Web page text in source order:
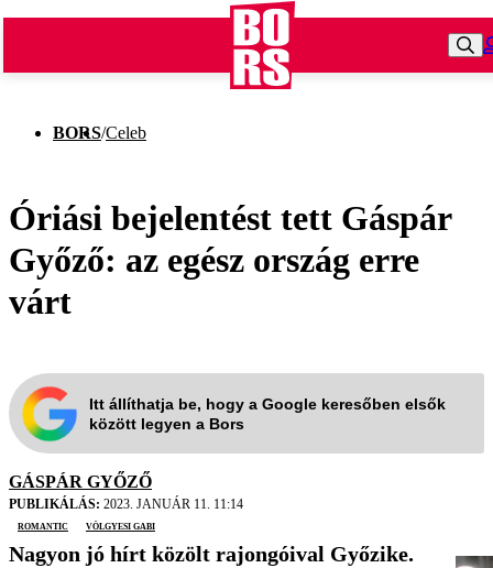
BORS/Celeb
Óriási bejelentést tett Gáspár
Győző: az egész ország erre
várt
Itt állíthatja be, hogy a Google keresőben elsők
között legyen a Bors
GÁSPÁR GYŐZŐ
PUBLIKÁLÁS: 2023. JANUÁR 11. 11:14
Romantic
Völgyesi Gabi
Nagyon jó hírt közölt rajongóival Győzike.